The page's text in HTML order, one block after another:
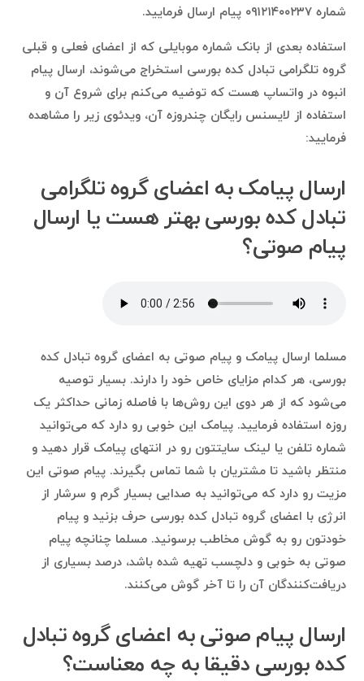
شماره ۰۹۱۲۱۴۰۰۲۳۷ پیام ارسال فرمایید.
استفاده بعدی از بانک شماره موبایلی که از اعضای فعلی و قبلی
گروه تلگرامی تبادل کده بورسی استخراج می‌شوند، ارسال پیام
انبوه در واتساپ هست که توضیه می‌کنم برای شروع آن و
استفاده از لایسنس رایگان چندروزه آن، ویدئوی زیر را مشاهده
فرمایید:
ارسال پیامک به اعضای گروه تلگرامی
تبادل کده بورسی بهتر هست یا ارسال
پیام صوتی؟
مسلما ارسال پیامک و پیام صوتی به اعضای گروه تبادل کده
بورسی، هر کدام مزایای خاص خود را دارند. بسیار توصیه
می‌شود که از هر دوی این روش‌ها با فاصله زمانی حداکثر یک
روزه استفاده فرمایید. پیامک این خوبی رو دارد که می‌توانید
شماره تلفن یا لینک سایتتون رو در انتهای پیامک قرار دهید و
منتظر باشید تا مشتریان با شما تماس بگیرند. پیام صوتی این
مزیت رو دارد که می‌توانید به صدایی بسیار گرم و سرشار از
انرژی با اعضای گروه تبادل کده بورسی حرف بزنید و پیام
خودتون رو به گوش مخاطب برسونید. مسلما چنانچه پیام
صوتی به خوبی و دلچسب تهیه شده باشد، درصد بسیاری از
دریافت‌کنندگان آن را تا آخر گوش می‌کنند.
ارسال پیام صوتی به اعضای گروه تبادل
کده بورسی دقیقا به چه معناست؟